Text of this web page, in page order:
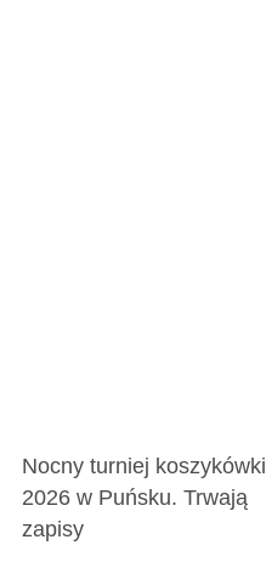
Nocny turniej koszykówki
2026 w Puńsku. Trwają
zapisy